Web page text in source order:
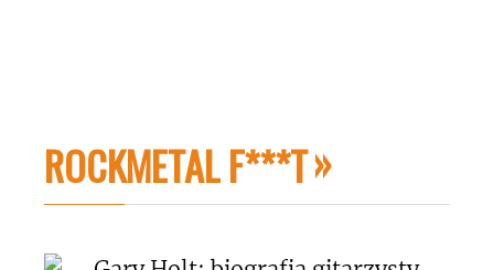
ROCKMETAL F***T